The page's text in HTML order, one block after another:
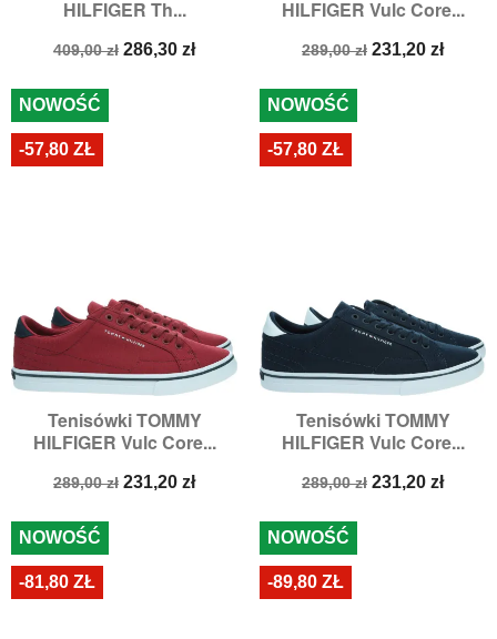
HILFIGER Th...
Cena
409,00 zł Cena
286,30 zł
HILFIGER Vulc Core...
Cena
289,00 zł Cena
231,20 zł
Tenisówki TOMMY
HILFIGER Vulc Core...
Cena
289,00 zł Cena
231,20 zł
NOWOŚĆ
-57,80 ZŁ
Tenisówki TOMMY
HILFIGER Vulc Core...
Cena
289,00 zł Cena
231,20 zł
NOWOŚĆ
-57,80 ZŁ
NOWOŚĆ
-81,80 ZŁ
NOWOŚĆ
-89,80 ZŁ